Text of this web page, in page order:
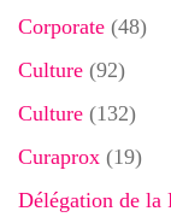
Corporate (48)
Culture (92)
Culture (132)
Curaprox (19)
Délégation de la